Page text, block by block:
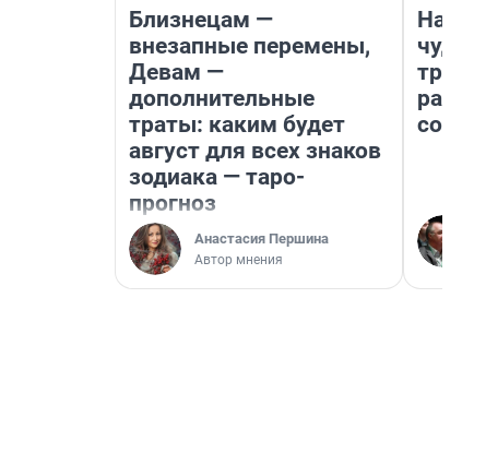
Близнецам —
внезапные перемены,
Девам —
дополнительные
траты: каким будет
август для всех знаков
зодиака — таро-
прогноз
Анастасия Першина
Автор мнения